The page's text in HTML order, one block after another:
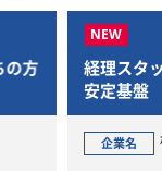
の方
経理スタ
安定基盤
企業名